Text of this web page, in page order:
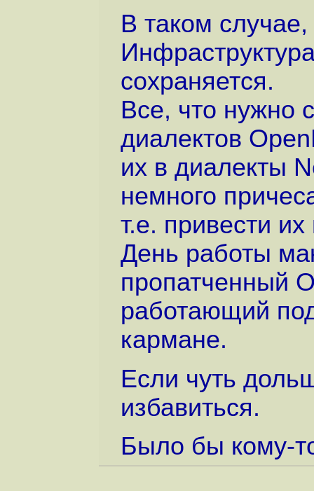
В таком
сохраняется.
Все, что нужно
диалектов
их в диалекты
немного
т.е. привести
День работы
пропатченный
работающий
кармане.
Если чуть
избавиться.
Было бы кому-